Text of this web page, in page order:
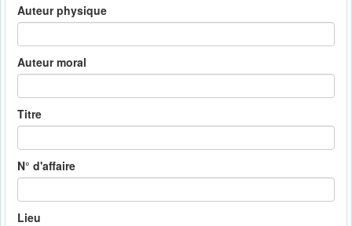
Auteur physique
Auteur moral
Titre
N° d'affaire
Lieu